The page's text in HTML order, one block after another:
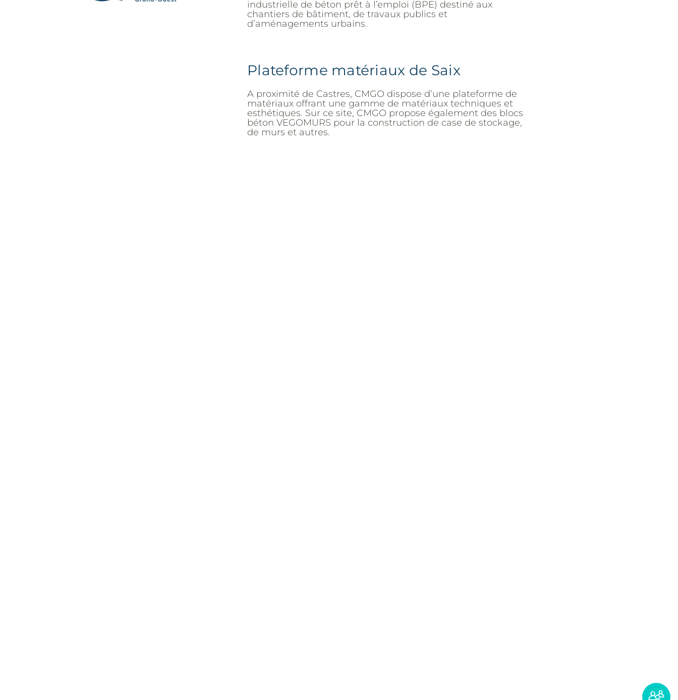
industrielle de béton prêt à l’emploi (BPE) destiné aux
chantiers de bâtiment, de travaux publics et
d’aménagements urbains.
Plateforme matériaux de Saix
A proximité de Castres, CMGO dispose d’une plateforme de
matériaux offrant une gamme de matériaux techniques et
esthétiques. Sur ce site, CMGO propose également des blocs
béton VEGOMURS pour la construction de case de stockage,
de murs et autres.